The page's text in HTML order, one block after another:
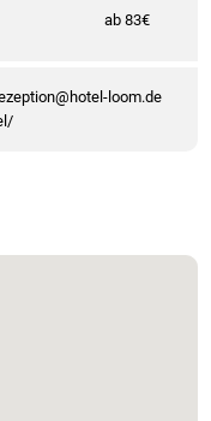
ab 83€
loom.de